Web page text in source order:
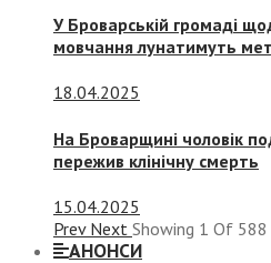
У Броварській громаді
мовчання лунатимуть
18.04.2025
На Броварщині чоловік
пережив клінічну смерть
15.04.2025
Prev Next Showing 1 Of 588
АНОНСИ